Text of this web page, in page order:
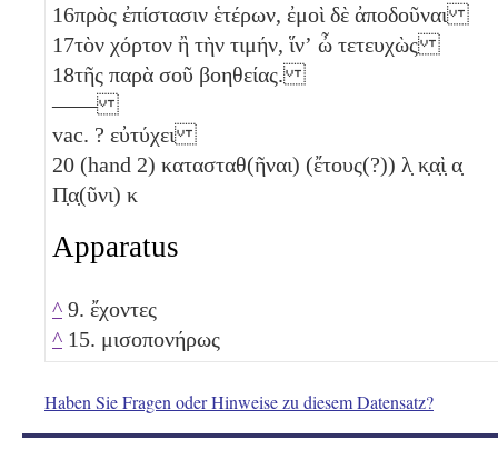
16πρὸς ἐπίστασιν ἑτέρων, ἐμοὶ δὲ ἀποδοῦναι
17τὸν χόρτον ἢ τὴν τιμήν, ἵνʼ ὦ τετευχὼς
18τῆς παρὰ σοῦ βοηθείας.
——
vac. ? εὐτύχει
20 (hand 2) κατασταθ(ῆναι) (ἔτους(?)) λ̣ κ̣α̣ὶ̣ α̣
Π̣α̣(ῦνι) κ
Apparatus
^ 9. ἔχοντες
^ 15. μισοπονήρως
Haben Sie Fragen oder Hinweise zu diesem Datensatz?